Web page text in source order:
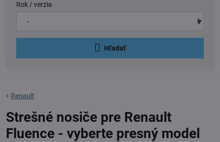
Rok / verzia
Hľadať
Renault
Strešné nosiče pre Renault
Fluence - vyberte presný model